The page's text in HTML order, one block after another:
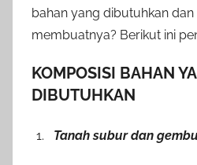
bahan yang dibutuhkan
membuatnya? Berikut ini
KOMPOSISI BAHAN
DIBUTUHKAN
Tanah subur dan